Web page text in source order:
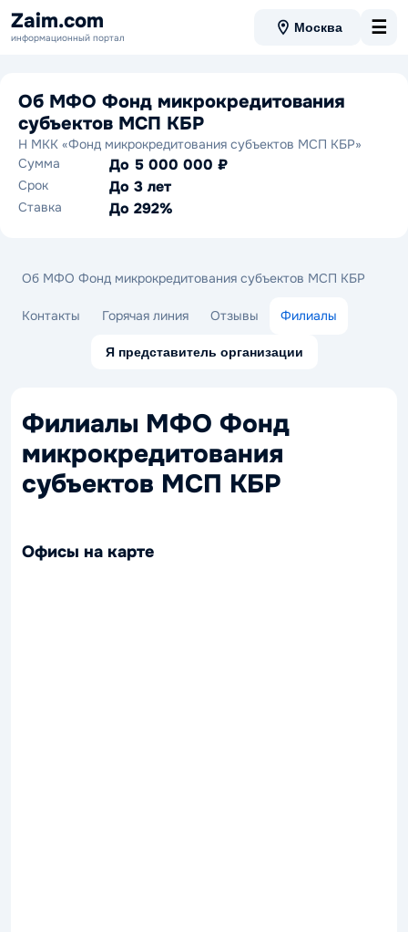
Zaim.com
информационный портал
Москва ☰
Об МФО Фонд микрокредитования
субъектов МСП КБР
Н МКК «Фонд микрокредитования субъектов МСП КБР»
Сумма
До 5 000 000 ₽
Срок До 3 лет
Ставка До 292%
Об МФО Фонд микрокредитования субъектов МСП КБР
Контакты Горячая линия Отзывы Филиалы
Я представитель организации
Филиалы МФО Фонд
микрокредитования
субъектов МСП КБР
Офисы на карте